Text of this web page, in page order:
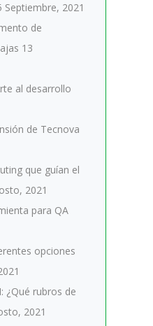
Septiembre, 2021
de
13
al desarrollo
de Tecnova
que guían el
2021
para QA
opciones
¿Qué rubros de
2021